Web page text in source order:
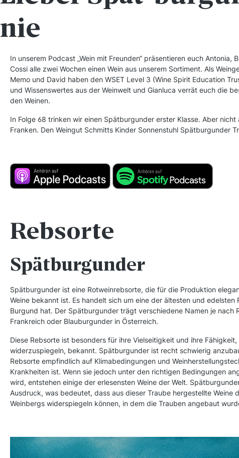
nie
In unserem Podcast „Wein mit Freunden“ präsentieren euch Antonia,
Cossi alle zwei Wochen einen Wein aus unserem Sortiment. Als
Memo und David haben den WSET Level 3 (Wine Spirit Education
und Wissenswertes aus der Weinwelt und Gianluca verrät euch die
den Weinen.
In Folge 68 trinken wir einen Spätburgunder erster Klasse. Aber
Franken. Den Weingut Schmitts Kinder Sonnenstuhl Spätburgunder
Rebsorte
Spätburgunder
Spätburgunder ist eine Rotweinrebsorte, die für die Produktion
Weine bekannt ist. Es handelt sich um eine der ältesten und edelsten
Burgund hat. Der Spätburgunder trägt verschiedene Namen je nach
Frankreich oder Blauburgunder in Österreich.
Diese Rebsorte ist besonders für ihre Vielseitigkeit und ihre
widerzuspiegeln, bekannt. Spätburgunder ist recht schwierig
Rebsorte empfindlich auf Klimabedingungen und
Krankheiten ist. Wenn sie jedoch unter den richtigen Bedingungen
wird, entstehen einige der erlesensten Weine der Welt.
Ausdruck, was bedeutet, dass aus dieser Traube hergestellte Weine
Weinbergs widerspiegeln können, in dem die Trauben angebaut